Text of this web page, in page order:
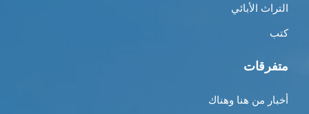
التراث الأبائي
كتب
متفرقات
أخبار من هنا وهناك